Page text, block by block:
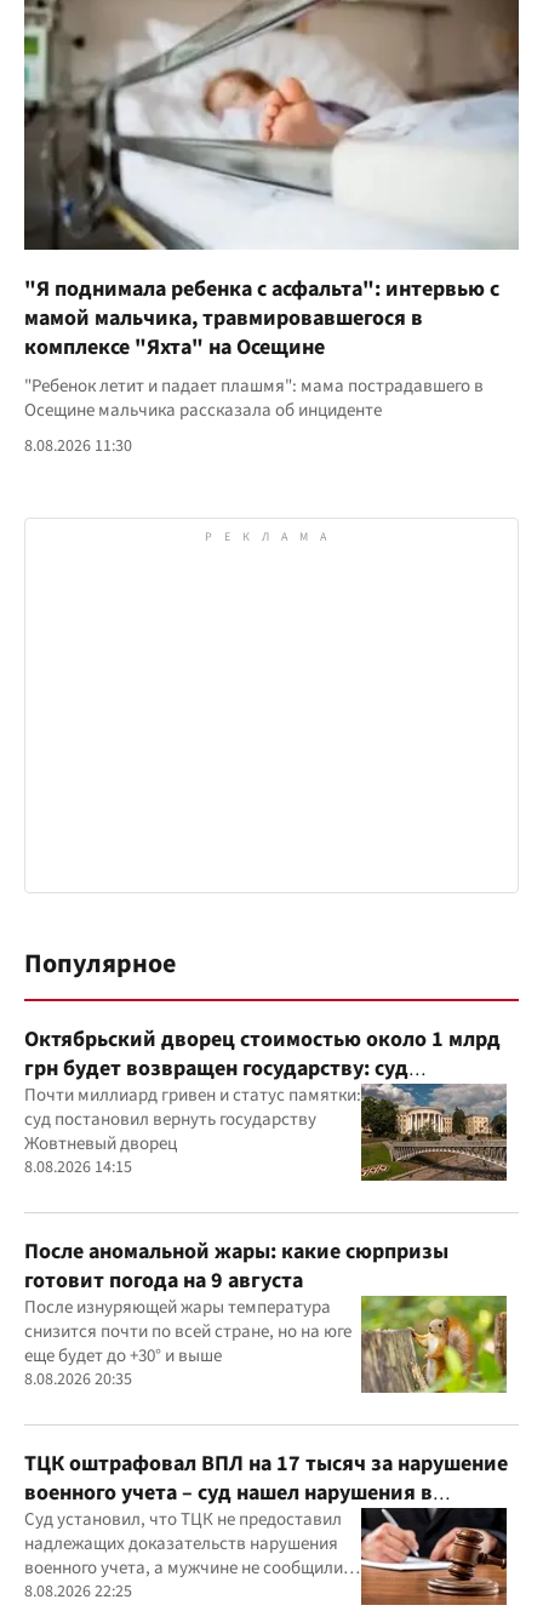
"Я поднимала ребенка с асфальта": интервью с
мамой мальчика, травмировавшегося в
комплексе "Яхта" на Осещине
"Ребенок летит и падает плашмя": мама пострадавшего в
Осещине мальчика рассказала об инциденте
8.08.2026 11:30
Популярное
Октябрьский дворец стоимостью около 1 млрд
грн будет возвращен государству: суд
удовлетворил иск прокуратуры
Почти миллиард гривен и статус памятки:
суд постановил вернуть государству
Жовтневый дворец
8.08.2026 14:15
После аномальной жары: какие сюрпризы
готовит погода на 9 августа
После изнуряющей жары температура
снизится почти по всей стране, но на юге
еще будет до +30° и выше
8.08.2026 20:35
ТЦК оштрафовал ВПЛ на 17 тысяч за нарушение
военного учета – суд нашел нарушения в
действиях ТЦК
Суд установил, что ТЦК не предоставил
надлежащих доказательств нарушения
военного учета, а мужчине не сообщили
должным образом о дате и месте
8.08.2026 22:25